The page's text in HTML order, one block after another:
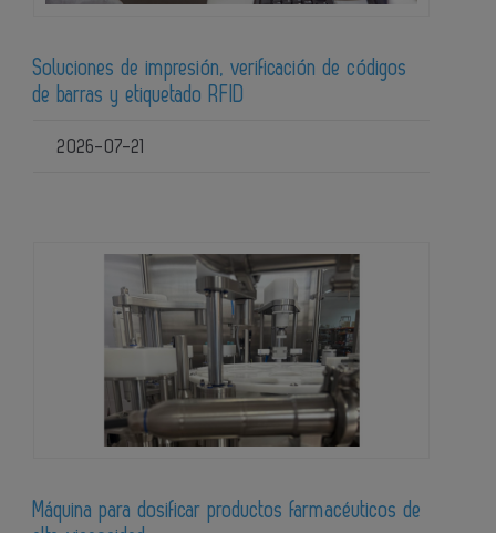
Soluciones de impresión, verificación de códigos
de barras y etiquetado RFID
2026-07-21
Máquina para dosificar productos farmacéuticos de